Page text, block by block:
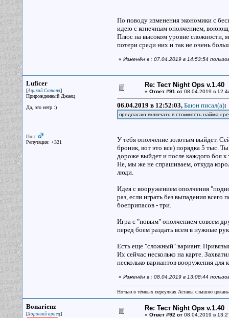
По поводу изменения экономики с
идею с конечным ополчением,
Плюс на высоком уровне сложности,
потери среди них и так не очень
« Изменён в : 07.04.2019 в 14:53:54
Luficer
[Аццкий Сотона]
Прирожденный Джаец
Да, это негр :)
Пол:
Репутация: +321
Re: Тест Night Ops v.1.40
« Ответ #91 от08.04.2019 в
06.04.2019 в 12:52:03, Баюн писал(a):
предлагаю включать в стоимость найма
У тебя ополчение золотым выйдет.
броник, вот это все) порядка 5 тыс.
дороже выйдет и после каждого боя
Не, мы же не спрашиваем, откуда
люди.
Идея с вооружением ополчения
раз, если играть без выпадения
боеприпасов - три.
Игра с "новым" ополчением совсем
перед боем раздать всем в нужные
Есть еще "сложный" вариант.
Их сейчас несколько на карте.
несколько вариантов вооружения
« Изменён в : 08.04.2019 в 13:08:44
Ночью в тёмных переулках Астаны слышно
Bonarienz
[Хороший ариец]
Re: Тест Night Ops v.1.40
« Ответ #92 от08.04.2019 в